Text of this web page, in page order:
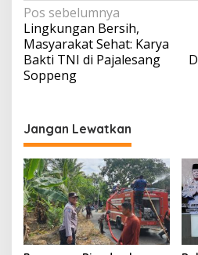
Navigasi
pos
Pos sebelumnya
Lingkungan Bersih,
Masyarakat Sehat: Karya
Bakti TNI di Pajalesang
Soppeng
Jangan Lewatkan